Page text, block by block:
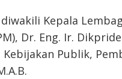
Kepala
Dr. Eng. Ir. Dikpride
Publik,